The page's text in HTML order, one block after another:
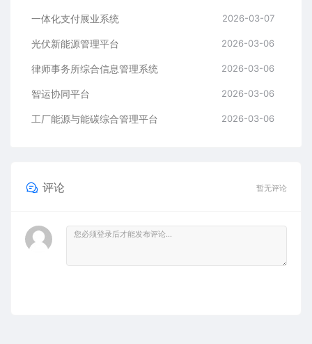
一体化支付展业系统 2026-03-07
光伏新能源管理平台 2026-03-06
律师事务所综合信息管理系统 2026-03-06
智运协同平台 2026-03-06
工厂能源与能碳综合管理平台 2026-03-06
评论 暂无评论